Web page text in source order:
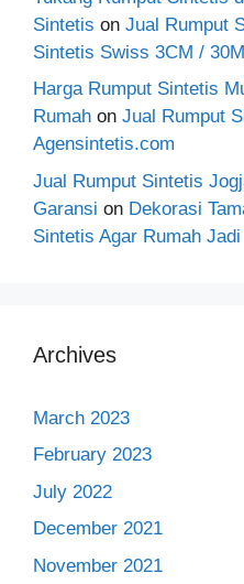
Sintetis on Jual Rumput
Sintetis Swiss 3CM /
Harga Rumput Sintetis
Rumah on Jual Rumput
Agensintetis.com
Jual Rumput Sintetis
Garansi on Dekorasi
Sintetis Agar Rumah
Archives
March 2023
February 2023
July 2022
December 2021
November 2021